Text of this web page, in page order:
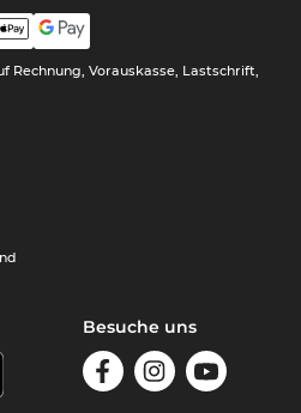
Rechnung, Vorauskasse, Lastschrift,
Besuche uns